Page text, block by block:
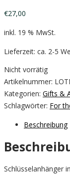
€27,00
inkl. 19 % MwSt.
Lieferzeit: ca. 2-5
Nicht vorrätig
Artikelnummer:
Kategorien: Gifts &
Schlagwörter: For
Beschreibung
Schlüsselanhänger